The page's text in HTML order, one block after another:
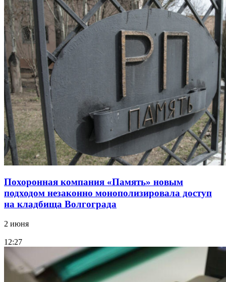
Похоронная компания «Память» новым
подходом незаконно монополизировала доступ
на кладбища Волгограда
2 июня
12:27